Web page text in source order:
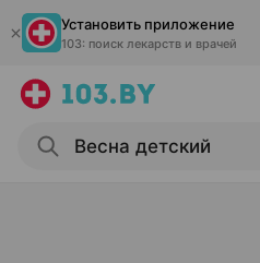
Установить приложение
103: поиск лекарств и врачей